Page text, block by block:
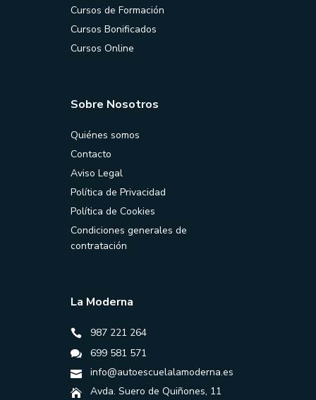
Cursos de Formación
Cursos Bonificados
Cursos Online
Sobre Nosotros
Quiénes somos
Contacto
Aviso Legal
Política de Privacidad
Política de Cookies
Condiciones generales de
contratación
La Moderna
987 221 264
699 581 571
info@autoescuelalamoderna.es
Avda. Suero de Quiñones, 11